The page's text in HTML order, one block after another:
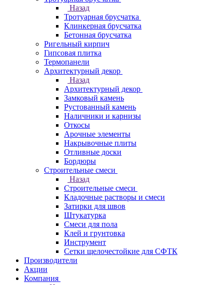
Назад
Тротуарная брусчатка
Клинкерная брусчатка
Бетонная брусчатка
Ригельный кирпич
Гипсовая плитка
Термопанели
Архитектурный декор
Назад
Архитектурный декор
Замковый камень
Рустованный камень
Наличники и карнизы
Откосы
Арочные элементы
Накрывочные плиты
Отливные доски
Бордюры
Строительные смеси
Назад
Строительные смеси
Кладочные растворы и смеси
Затирки для швов
Штукатурка
Смеси для пола
Клей и грунтовка
Инструмент
Сетки щелочестойкие для СФТК
Производители
Акции
Компания